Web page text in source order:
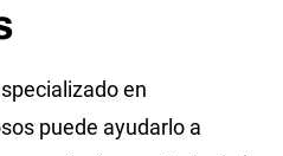
en
puede ayudarlo a